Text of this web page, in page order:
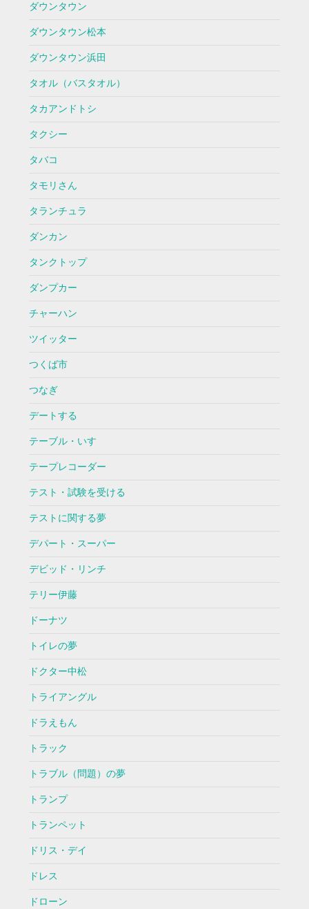
ダウンタウン
ダウンタウン松本
ダウンタウン浜田
タオル（バスタオル）
タカアンドトシ
タクシー
タバコ
タモリさん
タランチュラ
ダンカン
タンクトップ
ダンプカー
チャーハン
ツイッター
つくば市
つなぎ
デートする
テーブル・いす
テープレコーダー
テスト・試験を受ける
テストに関する夢
デパート・スーパー
デビッド・リンチ
テリー伊藤
ドーナツ
トイレの夢
ドクター中松
トライアングル
ドラえもん
トラック
トラブル（問題）の夢
トランプ
トランペット
ドリス・デイ
ドレス
ドローン